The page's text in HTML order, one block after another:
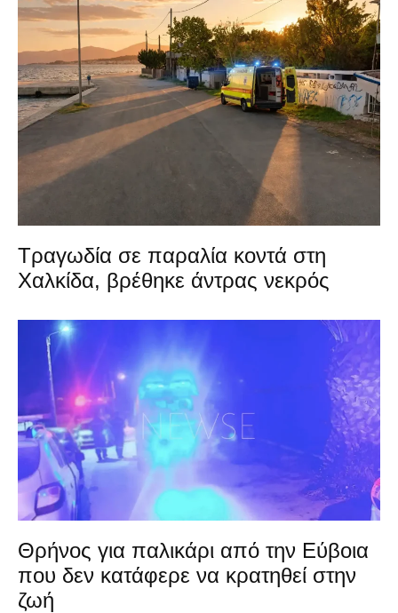
Τραγωδία σε παραλία κοντά στη
Χαλκίδα, βρέθηκε άντρας νεκρός
Θρήνος για παλικάρι από την Εύβοια
που δεν κατάφερε να κρατηθεί στην
ζωή